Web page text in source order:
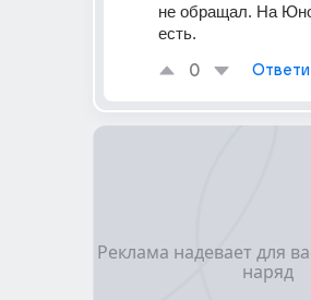
не обращал. На
есть.
0